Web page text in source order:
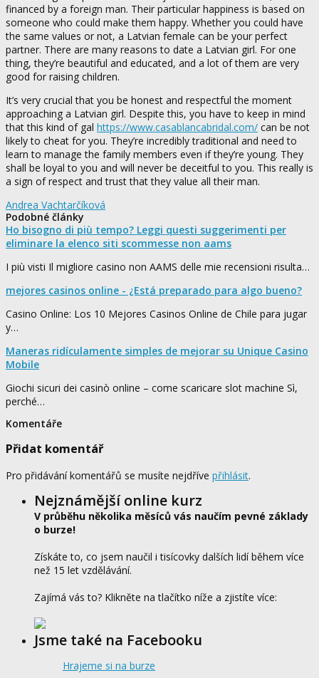
financed by a foreign man. Their particular happiness is based on
someone who could make them happy. Whether you could have
the same values or not, a Latvian female can be your perfect
partner. There are many reasons to date a Latvian girl. For one
thing, they’re beautiful and educated, and a lot of them are very
good for raising children.
It’s very crucial that you be honest and respectful the moment
approaching a Latvian girl. Despite this, you have to keep in mind
that this kind of gal https://www.casablancabridal.com/ can be not
likely to cheat for you. They’re incredibly traditional and need to
learn to manage the family members even if they’re young. They
shall be loyal to you and will never be deceitful to you. This really is
a sign of respect and trust that they value all their man.
Andrea Vachtarčíková
Podobné články
Ho bisogno di più tempo? Leggi questi suggerimenti per
eliminare la elenco siti scommesse non aams
I più visti Il migliore casino non AAMS delle mie recensioni risulta…
mejores casinos online - ¿Está preparado para algo bueno?
Casino Online: Los 10 Mejores Casinos Online de Chile para jugar
y…
Maneras ridículamente simples de mejorar su Unique Casino
Mobile
Giochi sicuri dei casinò online – come scaricare slot machine Sì,
perché…
Komentáře
Přidat komentář
Pro přidávání komentářů se musíte nejdříve přihlásit.
Nejznámější online kurz
V průběhu několika měsíců vás naučím pevné základy
o burze!
Získáte to, co jsem naučil i tisícovky dalších lidí během více
než 15 let vzdělávání.
Zajímá vás to? Klikněte na tlačítko níže a zjistíte více:
Jsme také na Facebooku
Hrajeme si na burze